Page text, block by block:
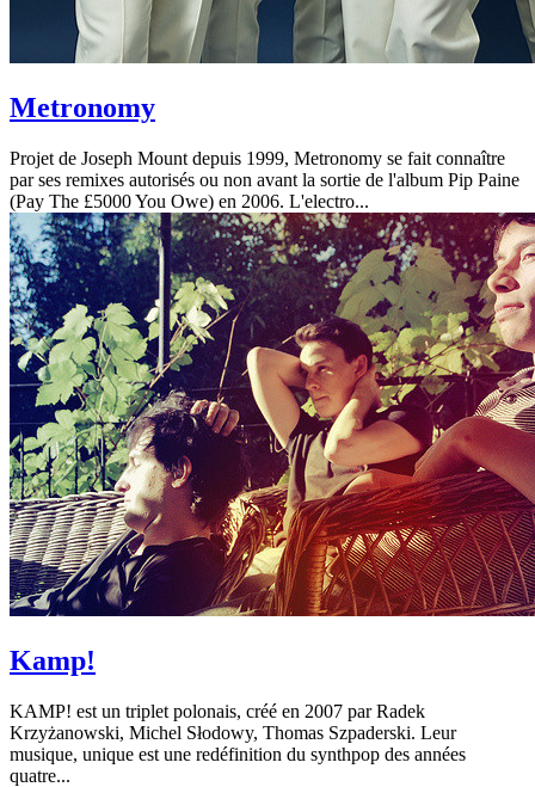
Metronomy
Projet de Joseph Mount depuis 1999, Metronomy se fait connaître
par ses remixes autorisés ou non avant la sortie de l'album Pip Paine
(Pay The £5000 You Owe) en 2006. L'electro...
Kamp!
KAMP! est un triplet polonais, créé en 2007 par Radek
Krzyżanowski, Michel Słodowy, Thomas Szpaderski. Leur
musique, unique est une redéfinition du synthpop des années
quatre...